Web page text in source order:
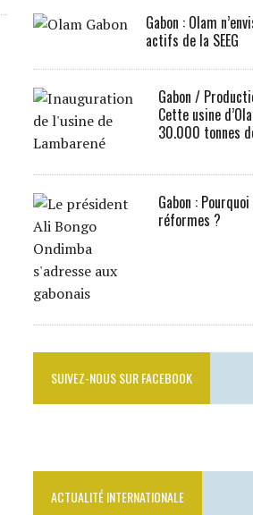
Gabon : Olam
actifs de la SEEG
Gabon /
Cette usine
30.000 tonnes
Gabon :
réformes ?
SUIVEZ-NOUS SUR FACEBOOK
ACTUALITÉ INTERNATIONALE